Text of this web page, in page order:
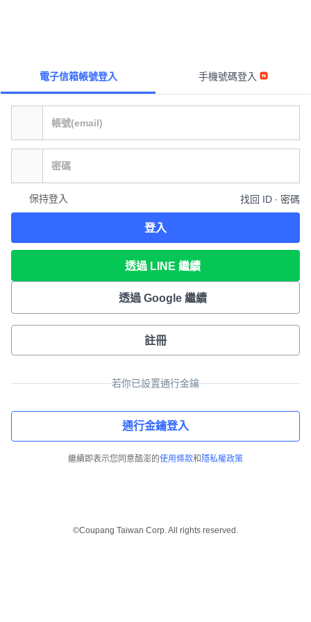
電子信箱帳號登入 手機號碼登入
保持登入 找回 ID ∙ 密碼
登入
透過 LINE 繼續
透過 Google 繼續
註冊
若你已設置通行金鑰
通行金鑰登入
繼續即表示您同意酷澎的使用條款和 隱私權政策
©Coupang Taiwan Corp. All rights reserved.